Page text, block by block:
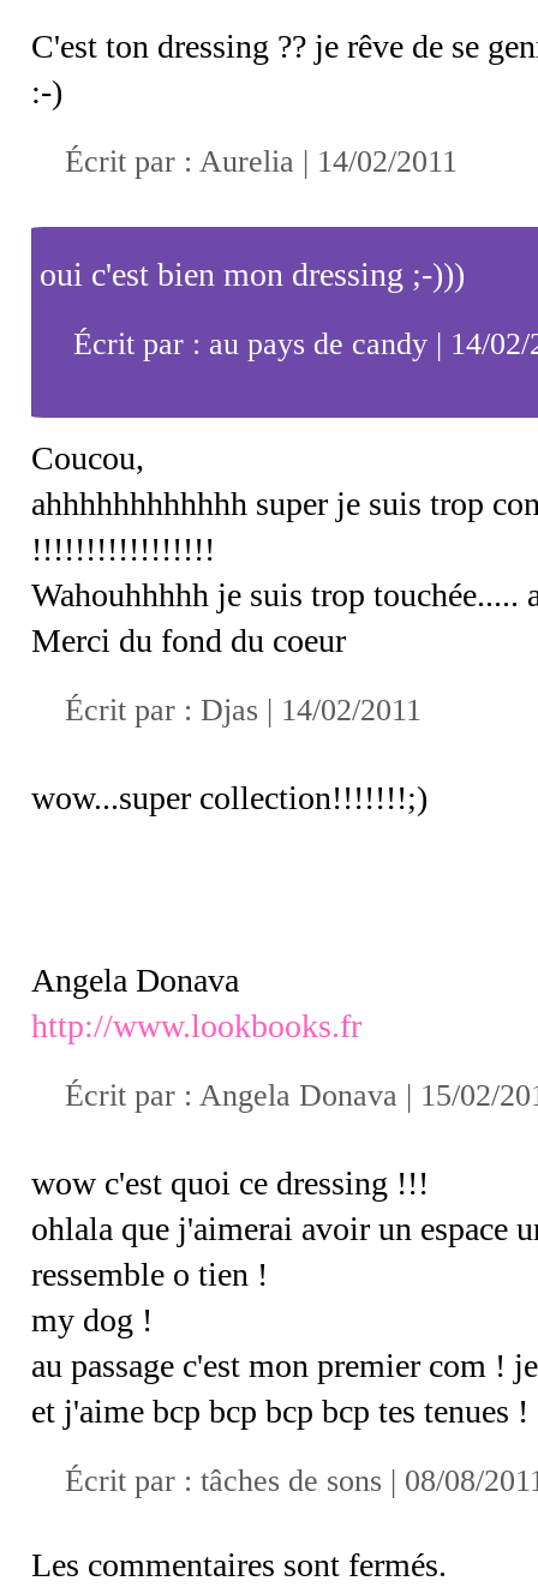
C'est ton dressing ?? je rêve de se
:-)
Écrit par : Aurelia | 14/02/2011
oui c'est bien mon dressing ;-)))
Écrit par : au pays de candy | 14/02/
Coucou,
ahhhhhhhhhhhh super je suis trop
!!!!!!!!!!!!!!!!!
Wahouhhhhh je suis trop touchée.....
Merci du fond du coeur
Écrit par : Djas | 14/02/2011
wow...super collection!!!!!!!;)
Angela Donava
http://www.lookbooks.fr
Écrit par : Angela Donava | 15/02/
wow c'est quoi ce dressing !!!
ohlala que j'aimerai avoir un espace
ressemble o tien !
my dog !
au passage c'est mon premier com !
et j'aime bcp bcp bcp bcp tes tenues !
Écrit par : tâches de sons | 08/08/
Les commentaires sont fermés.